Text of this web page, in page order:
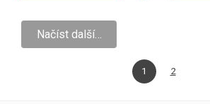
Načíst další…
1 2